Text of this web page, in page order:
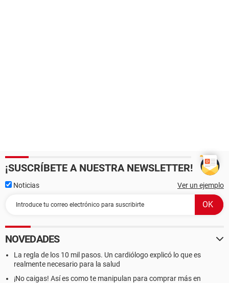
¡SUSCRÍBETE A NUESTRA NEWSLETTER!
Noticias Ver un ejemplo
NOVEDADES
La regla de los 10 mil pasos. Un cardiólogo explicó lo que es
realmente necesario para la salud
¡No caigas! Así es como te manipulan para comprar más en